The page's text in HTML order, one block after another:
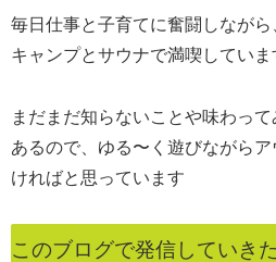
毎日仕事と子育てに奮闘しなが
キャンプとサウナで満喫していま
まだまだ知らないことや味わっ
あるので、ゆる〜く遊びながら
ければと思っています
このブログで発信していき